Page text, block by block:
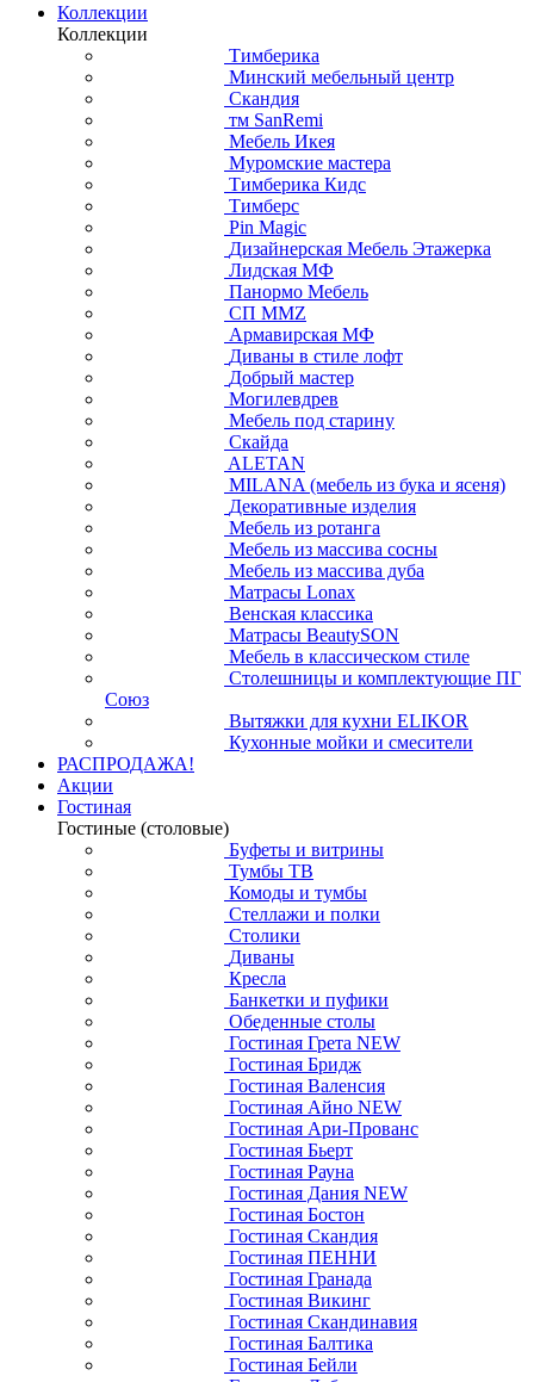
Коллекции
Коллекции
Тимберика
Минский мебельный центр
Скандия
тм SanRemi
Мебель Икея
Муромские мастера
Тимберика Кидс
Тимберс
Pin Magic
Дизайнерская Мебель Этажерка
Лидская МФ
Панормо Мебель
СП ММZ
Армавирская МФ
Диваны в стиле лофт
Добрый мастер
Могилевдрев
Мебель под старину
Скайда
ALETAN
MILANA (мебель из бука и ясеня)
Декоративные изделия
Мебель из ротанга
Мебель из массива сосны
Мебель из массива дуба
Матрасы Lonax
Венская классика
Матрасы BeautySON
Мебель в классическом стиле
Столешницы и комплектующие ПГ
Союз
Вытяжки для кухни ELIKOR
Кухонные мойки и смесители
РАСПРОДАЖА!
Акции
Гостиная
Гостиные (столовые)
Буфеты и витрины
Тумбы ТВ
Комоды и тумбы
Стеллажи и полки
Столики
Диваны
Кресла
Банкетки и пуфики
Обеденные столы
Гостиная Грета NEW
Гостиная Бридж
Гостиная Валенсия
Гостиная Айно NEW
Гостиная Ари-Прованс
Гостиная Бьерт
Гостиная Рауна
Гостиная Дания NEW
Гостиная Бостон
Гостиная Скандия
Гостиная ПЕННИ
Гостиная Гранада
Гостиная Викинг
Гостиная Скандинавия
Гостиная Балтика
Гостиная Бейли